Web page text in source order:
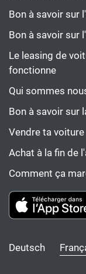
Bon à savoir sur
Bon à savoir sur
Le leasing de
fonctionne
Qui sommes
Bon à savoir sur
Vendre ta voiture
Achat à la fin de
Comment ça
Deutsch